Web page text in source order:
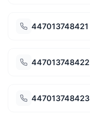
447013748421
447013748422
447013748423